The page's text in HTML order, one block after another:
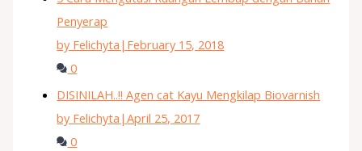
Penyerap
by Felichyta | February 15, 2018
0
DISINILAH..!! Agen cat Kayu Mengkilap Biovarnish
by Felichyta |April 25, 2017
0